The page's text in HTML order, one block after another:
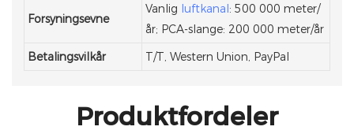
Forsyningsevne
Vanlig luftkanal: 500 000 meter/
år; PCA-slange: 200 000 meter/år
Betalingsvilkår
T/T, Western Union, PayPal
Produktfordeler